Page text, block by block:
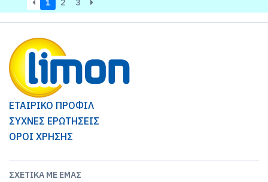
1 2 3
ΕΤΑΙΡΙΚΟ ΠΡΟΦΙΛ
ΣΥΧΝΕΣ ΕΡΩΤΗΣΕΙΣ
ΟΡΟΙ ΧΡΗΣΗΣ
ΣΧΕΤΙΚΆ ΜΕ ΕΜΆΣ